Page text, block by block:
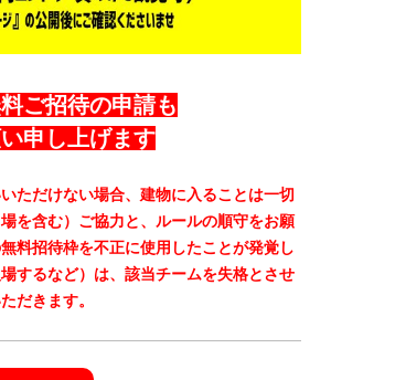
ご招待の申請も
申し上げます
ただけない場合、建物に入ることは一切
を含む）ご協力と、ルールの順守をお願
料招待枠を不正に使用したことが発覚し
するなど）は、該当チームを失格とさせ
だきます。